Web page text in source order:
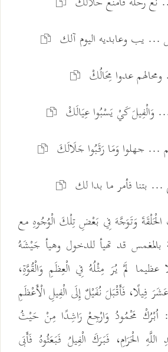
يب وعابديه اليوم آلك
عدوا مِحَالُكْ
وَالْفِيلَ كَيْ يَسْبُوا عِيَالَكْ
جهلوا وَمَا رَقَبُوا جَلَالَكَ
بتنا فأمر ما بدا لك
وَتَوَجَّهَ فِي بَعْضِ تِلْكَ الْوُجُوهِ مع
بالمغمس قد تهيأ للدخول وهيأ جَيْشَهُ
عظيما لَمْ يُرَ مِثْلُهُ فِي الْعِظَمِ وَالْقُوَّةِ،
فِيلًا، فَأَقْبَلَ نُفَيْلٌ إِلَى الْفِيلِ الْأَعْظَمِ
اُبْرُكْ مَحْمُودُ وَارْجِعْ رَاشِدًا مِنْ حَيْثُ
الْحَرَامِ، فَبَرَكَ الْفِيلُ فَبَعَثُوهُ فَأَبَى